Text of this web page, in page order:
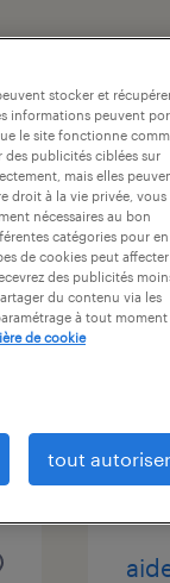
stocker et
informations peuvent
le site fonctionne
des publicités ciblées sur
mais elles
droit à la vie privée, vous
nécessaires au bon
catégories pour en
de cookies peut affecter
des publicités
du contenu via les
à tout moment
de cookie
tout autoriser